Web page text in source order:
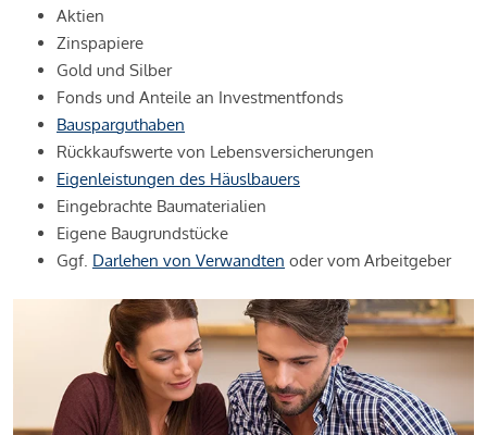
Aktien
Zinspapiere
Gold und Silber
Fonds und Anteile an Investmentfonds
Bausparguthaben
Rückkaufswerte von Lebensversicherungen
Eigenleistungen des Häuslbauers
Eingebrachte Baumaterialien
Eigene Baugrundstücke
Ggf. Darlehen von Verwandten oder vom Arbeitgeber